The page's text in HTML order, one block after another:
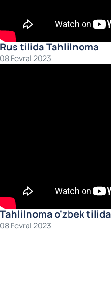
Rus tilida Tahlilnoma
08 Fevral 2023
Tahlilnoma o'zbek tilida
08 Fevral 2023